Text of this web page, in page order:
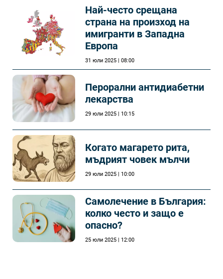
Най-често срещана
страна на произход на
имигранти в Западна
Европа
31 юли 2025 | 08:00
Перорални антидиабетни
лекарства
29 юли 2025 | 10:15
Когато магарето рита,
мъдрият човек мълчи
29 юли 2025 | 10:00
Самолечeние в България:
колко често и защо е
опасно?
25 юли 2025 | 12:00